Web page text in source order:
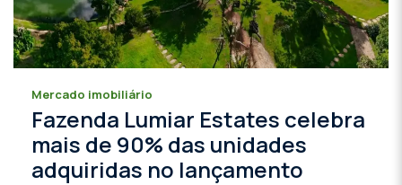
Mercado imobiliário
Fazenda Lumiar Estates celebra
mais de 90% das unidades
adquiridas no lançamento